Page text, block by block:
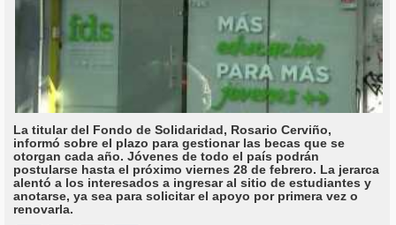
La titular del Fondo de Solidaridad, Rosario Cerviño,
informó sobre el plazo para gestionar las becas que se
otorgan cada año. Jóvenes de todo el país podrán
postularse hasta el próximo viernes 28 de febrero. La jerarca
alentó a los interesados a ingresar al sitio de estudiantes y
anotarse, ya sea para solicitar el apoyo por primera vez o
renovarla.